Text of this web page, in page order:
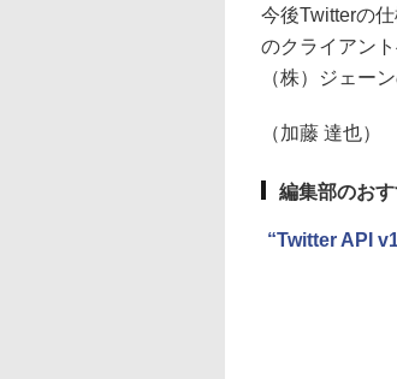
今後Twitterの
のクライアン
（株）ジェー
（加藤 達也）
編集部のお
“Twitter API